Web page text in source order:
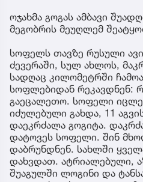
ოჯახმა გოგას ამბავი
მეგობრის მეუღლემ
სოფელს თავზე რუსული
ძევერაში, სულ ახლოს,
სადღაც კილომეტრში
სოფლებიდან რეკავდნენ:
გაეცალეთო. სოფელი
იძულებული გახდა, 11
დაეკრძალა გოგიტა.
დატოვეს სოფელი. შინ
დაბრუნდნენ. სახლში
დახვდათ. ატრიალებული,
შუაგულში ლოგინი და